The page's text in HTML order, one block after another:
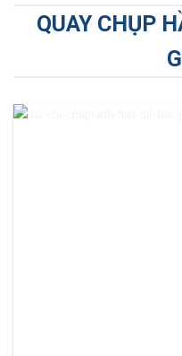
QUAY CHỤP